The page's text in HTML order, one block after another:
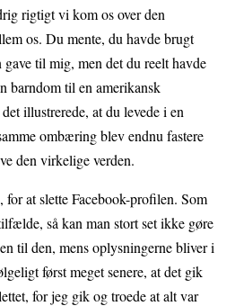
rigtigt vi kom os over den
os. Du mente, du havde brugt
til mig, men det du reelt havde
barndom til en amerikansk
illustrerede, at du levede i en
ombæring blev endnu fastere
den virkelige verden.
at slette Facebook-profilen. Som
så kan man stort set ikke gøre
til den, mens oplysningerne bliver i
først meget senere, at det gik
for jeg gik og troede at alt var